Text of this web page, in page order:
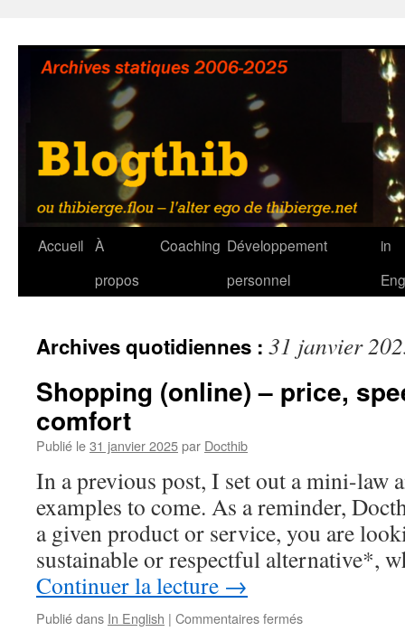
contenu
Accueil À
propos
Coaching Développement
personnel
in
Archives quotidiennes : 31 janvier
Shopping (online) – price,
comfort
Publié le31 janvier 2025par Docthib
In a previous post, I set out a mini-law
examples to come. As a reminder,
a given product or service, you are
sustainable or respectful alternative*,
Continuer la lecture →
Publié dans In English | Commentaires ferméssur